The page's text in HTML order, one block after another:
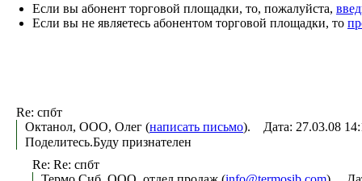
Если вы абонент торговой площадки, то, пожалуйста,
Если вы не являетесь абонентом торговой площадки, то
Re: спбт
Октанол, ООО, Олег (написать письмо). Дата: 27.03.08
Поделитесь.Буду признателен
Re: Re: спбт